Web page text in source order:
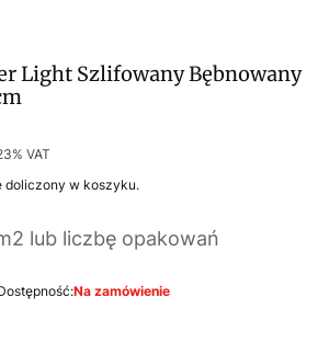
Light Szlifowany Bębnowany
VAT
VAT
doliczony w koszyku.
lub liczbę opakowań
Na zamówienie